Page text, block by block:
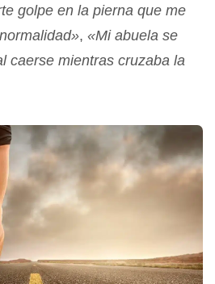
golpe en la pierna que me
, «Mi abuela se
caerse mientras cruzaba la